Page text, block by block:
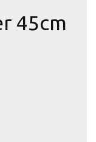
45cm